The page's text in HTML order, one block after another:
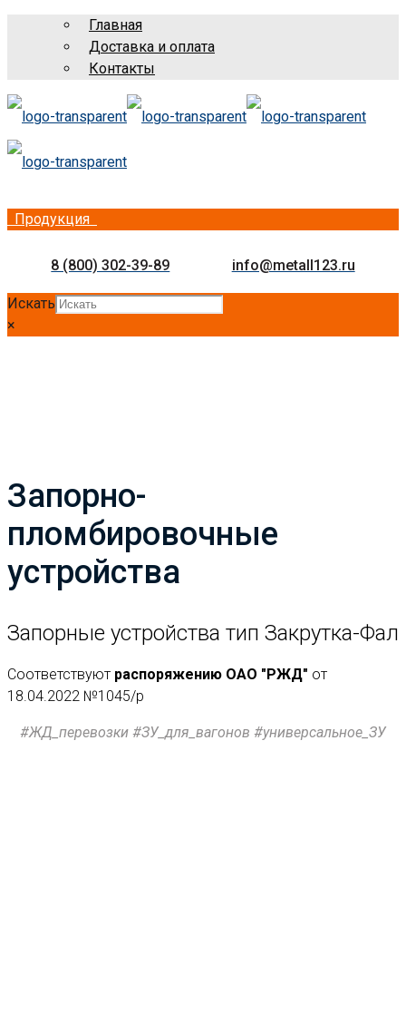
Главная
Доставка и оплата
Контакты
Продукция
8 (800) 302-39-89 info@metall123.ru
Искать
×
Запорно-
пломбировочные
устройства
Запорные устройства тип Закрутка-Фал
Cоответствуют распоряжению ОАО "РЖД" от
18.04.2022 №1045/р
#ЖД_перевозки #ЗУ_для_вагонов #универсальное_ЗУ